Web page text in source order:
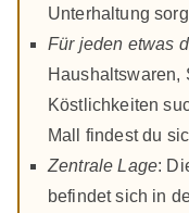
Unterhaltung
Für jeden etwas
Haushaltswaren,
Köstlichkeiten
Mall findest du
Zentrale Lage:
befindet sich in